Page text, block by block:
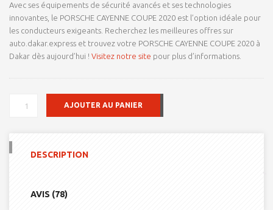
Avec ses équipements de sécurité avancés et ses technologies
innovantes, le PORSCHE CAYENNE COUPE 2020 est l’option idéale pour
les conducteurs exigeants. Recherchez les meilleures offres sur
auto.dakar.express et trouvez votre PORSCHE CAYENNE COUPE 2020 à
Dakar dès aujourd’hui ! Visitez notre site pour plus d’informations.
QUANTITÉ
AJOUTER AU PANIER
DESCRIPTION
AVIS (78)